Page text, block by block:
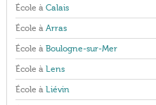
École à Calais
École à Arras
École à Boulogne-sur-Mer
École à Lens
École à Liévin